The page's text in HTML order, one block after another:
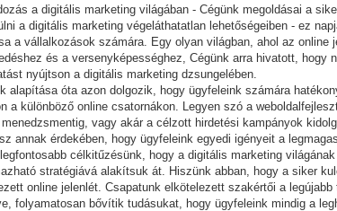
a digitális marketing világában - Cégünk megoldásai a
a digitális marketing végeláthatatlan lehetőségeiben - ez
a vállalkozások számára. Egy olyan világban, ahol az online
és a versenyképességhez, Cégünk arra hivatott, hogy
nyújtson a digitális marketing dzsungelében.
alapítása óta azon dolgozik, hogy ügyfeleink számára
a különböző online csatornákon. Legyen szó a
vagy akár a célzott hirdetési kampányok
annak érdekében, hogy ügyfeleink egyedi igényeit a
célkitűzésünk, hogy a digitális marketing
stratégiává alakítsuk át. Hiszünk abban, hogy a siker
online jelenlét. Csapatunk elkötelezett szakértői a
folyamatosan bővítik tudásukat, hogy ügyfeleink mindig a